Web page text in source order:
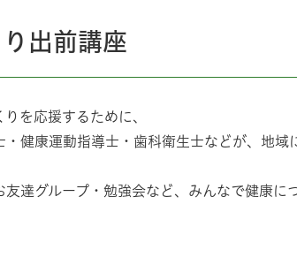
出前講座
を応援するために、
・健康運動指導士・歯科衛生士などが、地域
友達グループ・勉強会など、みんなで健康に